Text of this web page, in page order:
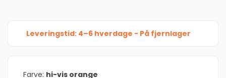
Leveringstid: 4–6 hverdage - På fjernlager
Farve: hi-vis orange